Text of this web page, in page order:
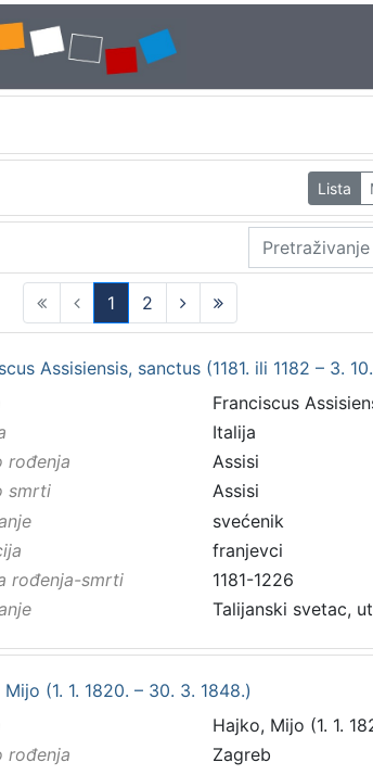
Lista
1
(current)
2
Assisiensis, sanctus (1181. ili 1182 – 3.
Franciscus
Italija
rođenja
Assisi
smrti
Assisi
svećenik
franjevci
rođenja-smrti
1181-1226
Talijanski svetac,
(1. 1. 1820. – 30. 3. 1848.)
Hajko, Mijo (1. 1.
rođenja
Zagreb